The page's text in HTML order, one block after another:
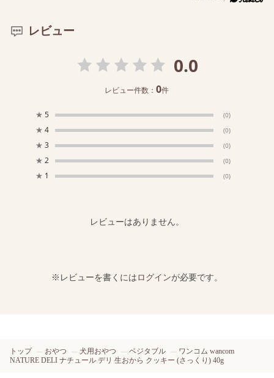
レビュー
0.0
レビュー件数：0件
★ 5 (0)
★ 4 (0)
★ 3 (0)
★ 2 (0)
★ 1 (0)
レビューはありません。
※レビューを書くにはログインが必要です。
トップ おやつ 犬用おやつ ベジタブル
ワンコム wancom
NATURE DELI ナチュール デリ 生おから クッキー (さっくり) 40g